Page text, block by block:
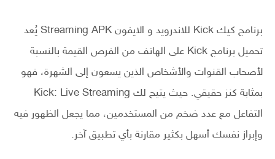
برنامج كيك Kick للاندرويد و الايفون Streaming APK يُعد
تحميل برنامج Kick على الهاتف من الفرص القيمة بالنسبة
لأصحاب القنوات والأشخاص الذين يسعون إلى الشهرة، فهو
بمثابة كنز حقيقي. حيث يتيح لك Kick: Live Streaming
التفاعل مع عدد ضخم من المستخدمين، مما يجعل الظهور فيه
وإبراز نفسك أسهل بكثير مقارنة بأي تطبيق آخر.